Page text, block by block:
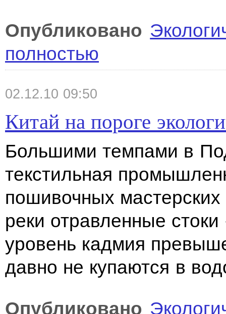
Опубликовано
полностью
02.12.10 09:50
Китай на пороге
Большими темпами в
текстильная
пошивочных
реки отравленные
уровень кадмия
давно не купаются в
Опубликовано